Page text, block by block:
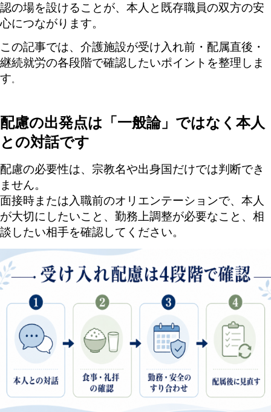
認の場を設けることが、本人と既存職員の双方の安
心につながります。
この記事では、介護施設が受け入れ前・配属直後・
継続就労の各段階で確認したいポイントを整理しま
す。
配慮の出発点は「一般論」ではなく本人
との対話です
配慮の必要性は、宗教名や出身国だけでは判断でき
ません。
面接時または入職前のオリエンテーションで、本人
が大切にしたいこと、勤務上調整が必要なこと、相
談したい相手を確認してください。